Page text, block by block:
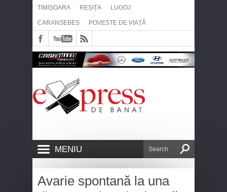
TIMIȘOARA REȘIȚA LUGOJ
CARANSEBEȘ POVESTE DE VIAȚĂ
MENIU
Avarie spontană la una